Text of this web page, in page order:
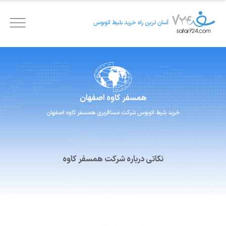
آسان ترین راه خرید بلیط اتوبوس
همسفرکاوه اصفهان
خرید بلیط اتوبوس شرکت مسافربری همسفر کاوه اصفهان
نکاتی درباره شرکت همسفر کاوه